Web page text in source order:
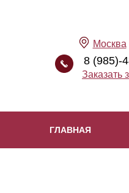
8 (985)-
Москва
Заказать
ГЛАВНАЯ